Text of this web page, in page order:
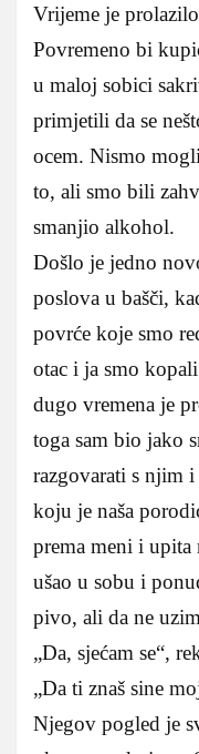
Vrijeme je
Povremeno bi
u maloj sobici
primjetili da se
ocem. Nismo
to, ali smo bili
smanjio alkohol.
Došlo je jedno
poslova u bašči,
povrće koje smo
otac i ja smo
dugo vremena je
toga sam bio jako
razgovarati s njim
koju je naša
prema meni i upita
ušao u sobu i
pivo, ali da ne
„Da, sjećam se“,
„Da ti znaš sine
Njegov pogled je